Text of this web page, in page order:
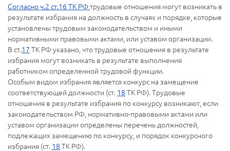
Согласноч.2 ст.16 ТК РФтрудовые отношения могут возникать в
результате избрания на должность в случаях и порядке, которые
установлены трудовым законодательством и иными
нормативными правовыми актами, или уставом организации.
В ст.17 ТК РФ указано, что трудовые отношения в результате
избрания могут возникать в результате выполнения
работником определенной трудовой функции.
Особым видом избрания является конкурс на замещение
соответствующей должности (ст. 18 ТК РФ). Трудовые
отношения в результате избрания по конкурсу возникают, если
законодательством РФ, нормативно-правовыми актами или
уставом организации определены перечень должностей,
подлежащих замещению по конкурсу, и порядок конкурсного
избрания (ст. 18 ТК РФ).